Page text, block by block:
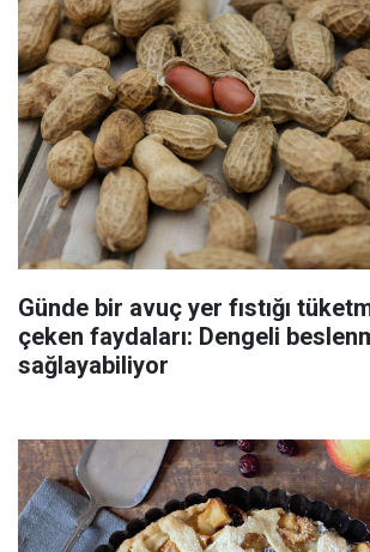
Günde bir avuç yer fıstığı
çeken faydaları: Dengeli
sağlayabiliyor